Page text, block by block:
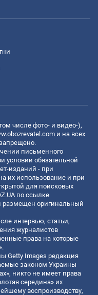
числе фото- и видео-),
и на всех
письменного
условии обязательной
изданий - при
их использование и при
для поисковых
по ссылке
размещен оригинальный
интервью, статьи,
журналистов
права на которые
Getty Images редакция
законом Украины
никто не имеет права
середина» их
воспроизводству,